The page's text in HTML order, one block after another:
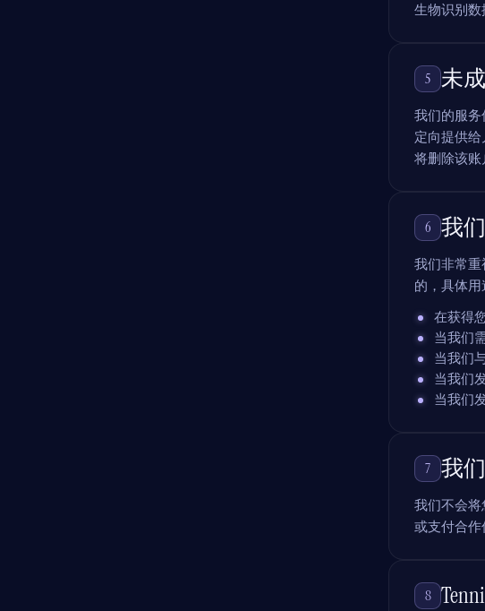
生物识别数
5 未
我们的服务
定向提供
将删除该账
6 我
我们非常
的，具体用
在获得
当我们
当我们
当我们
当我们
7 我
我们不会
或支付合作
8